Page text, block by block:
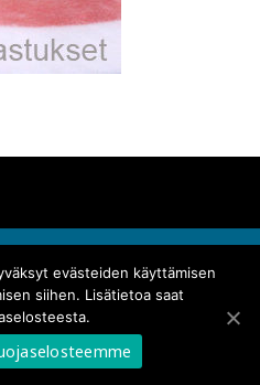
Out the Box
Opastustoiminta
Curling ry
evästeiden käyttämisen
siihen. Lisätietoa saat